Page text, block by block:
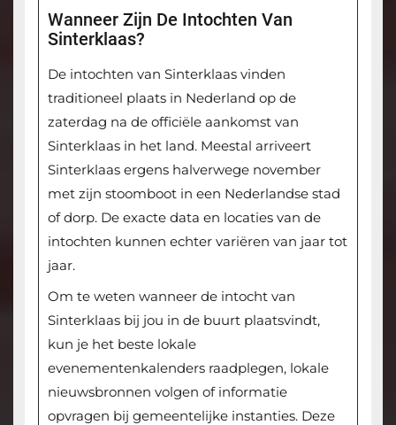
Wanneer Zijn De Intochten Van
Sinterklaas?
De intochten van Sinterklaas vinden
traditioneel plaats in Nederland op de
zaterdag na de officiële aankomst van
Sinterklaas in het land. Meestal arriveert
Sinterklaas ergens halverwege november
met zijn stoomboot in een Nederlandse stad
of dorp. De exacte data en locaties van de
intochten kunnen echter variëren van jaar tot
jaar.
Om te weten wanneer de intocht van
Sinterklaas bij jou in de buurt plaatsvindt,
kun je het beste lokale
evenementenkalenders raadplegen, lokale
nieuwsbronnen volgen of informatie
opvragen bij gemeentelijke instanties. Deze